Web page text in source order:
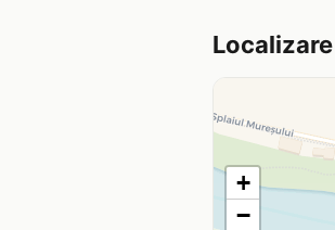
Localizare
+
−